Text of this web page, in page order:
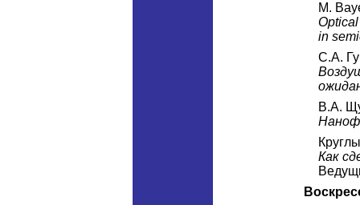
M.
in
С.А.
В.А.
Как